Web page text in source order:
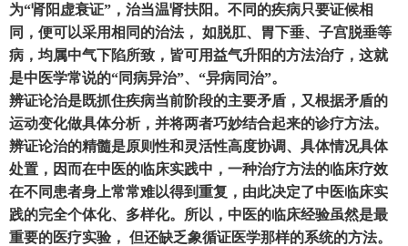
为“肾阳虚衰证” ， 治当温肾扶阳。不同的疾病只要证候相
同 ， 便可以采用相同的治法， 如脱肛、胃下垂、子宫脱垂等
病 ， 均属中气下陷所致 ， 皆可用益气升阳的方法治疗 ， 这就
是中医学常说的“同病异治”、“异病同治”。
辨证论治是既抓住疾病当前阶段的主要矛盾 ， 又根据矛盾的
运动变化做具体分析， 并将两者巧妙结合起来的诊疗方法。
辨证论治的精髓是原则性和灵活性高度协调、具体情况具体
处置 ， 因而在中医的临床实践中 ， 一种治疗方法的临床疗效
在不同患者身上常常难以得到重复 ， 由此决定了中医临床实
践的完全个体化、多样化。所以 ， 中医的临床经验虽然是最
重要的医疗实验 ， 但还缺乏象循证医学那样的系统的方法。